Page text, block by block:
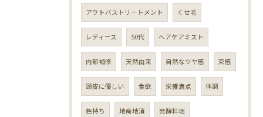
アウトバストリートメント くせ毛
レディース 50代 ヘアケアミスト
内部補修 天然由来 自然なツヤ感 束感
頭皮に優しい 食欲 栄養満点 体調
色持ち 地産地消 発酵料理